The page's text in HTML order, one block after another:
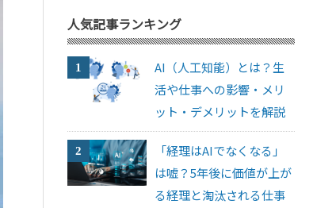
人気記事ランキング
AI（人工知能）とは？生
活や仕事への影響・メリ
ット・デメリットを解説
「経理はAIでなくなる」
は嘘？5年後に価値が上が
る経理と淘汰される仕事